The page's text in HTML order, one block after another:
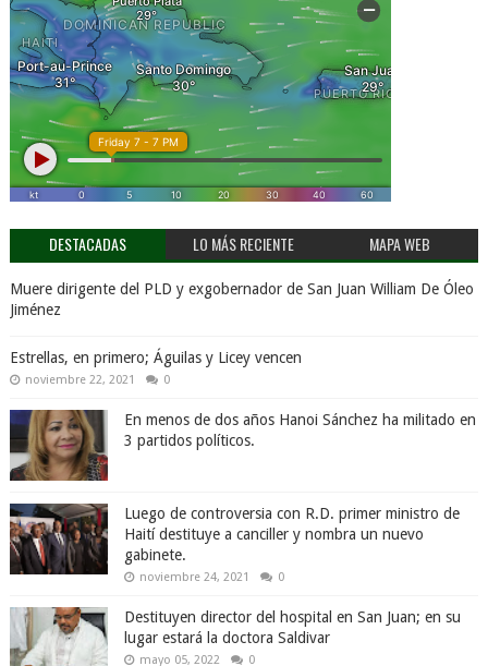
DESTACADAS LO MÁS RECIENTE MAPA WEB
Muere dirigente del PLD y exgobernador de San Juan William De Óleo
Jiménez
Estrellas, en primero; Águilas y Licey vencen
noviembre 22, 2021 0
En menos de dos años Hanoi Sánchez ha militado en
3 partidos políticos.
Luego de controversia con R.D. primer ministro de
Haití destituye a canciller y nombra un nuevo
gabinete.
noviembre 24, 2021 0
Destituyen director del hospital en San Juan; en su
lugar estará la doctora Saldivar
mayo 05, 2022 0